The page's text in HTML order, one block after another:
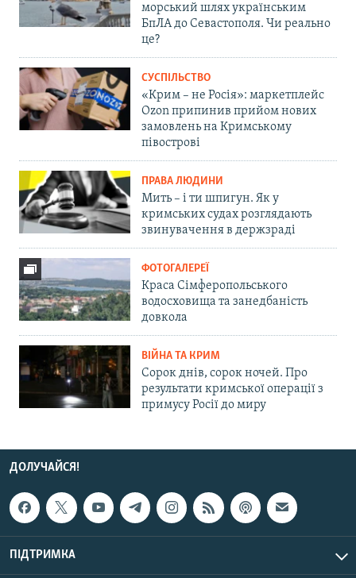
морський шлях українським
БпЛА до Севастополя. Чи реально
це?
СУСПІЛЬСТВО
«Крим – не Росія»: маркетплейс
Ozon припинив прийом нових
замовлень на Кримському
півострові
ПРАВА ЛЮДИНИ
Мить – і ти шпигун. Як у
кримських судах розглядають
звинувачення в держзраді
ФОТОГАЛЕРЕЇ
Краса Сімферопольського
водосховища та занедбаність
довкола
ВІЙНА ТА КРИМ
Сорок днів, сорок ночей. Про
результати кримської операції з
примусу Росії до миру
ДОЛУЧАЙСЯ!
ПІДТРИМКА